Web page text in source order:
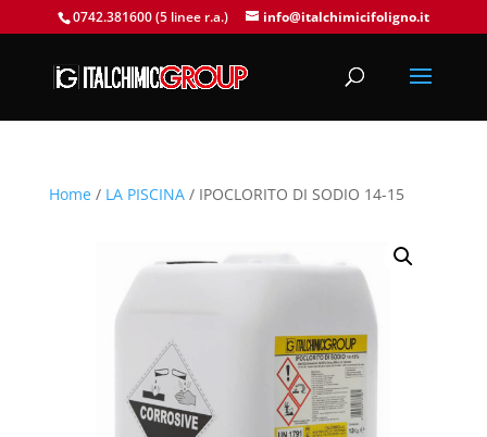
0742.381600 (5 linee r.a.) info@italchimicifoligno.it
Home/ LA PISCINA/ IPOCLORITO DI SODIO 14-15